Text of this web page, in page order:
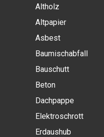
Altholz
Altpapier
Asbest
Baumischabfall
Bauschutt
Beton
Dachpappe
Elektroschrott
Erdaushub